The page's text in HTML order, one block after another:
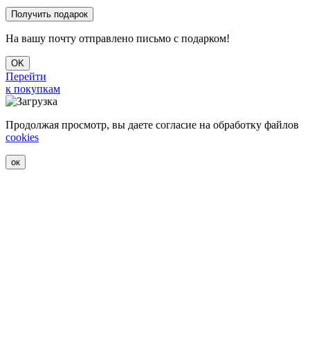
На вашу почту отправлено письмо с подарком!
OK
Перейти
к покупкам
Продолжая просмотр, вы даете согласие на обработку файлов
cookies
ок